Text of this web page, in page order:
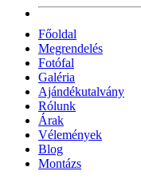
Főoldal
Megrendelés
Fotófal
Galéria
Ajándékutalvány
Rólunk
Árak
Vélemények
Blog
Montázs